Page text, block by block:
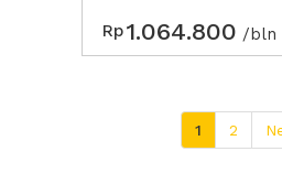
Rp1.064.800 /bln
1 2